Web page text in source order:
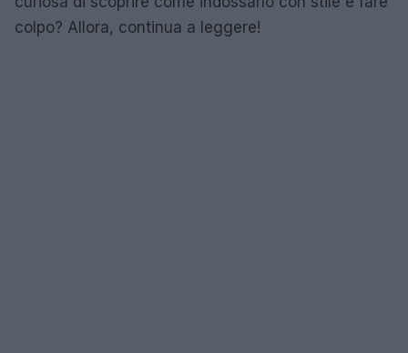
colpo? Allora, continua a leggere!